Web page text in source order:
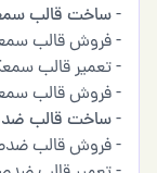
-ساخت قالب
- فروش قالب
- تعمیر قالب
- فروش قالب
-ساخت قالب
- فروش قالب